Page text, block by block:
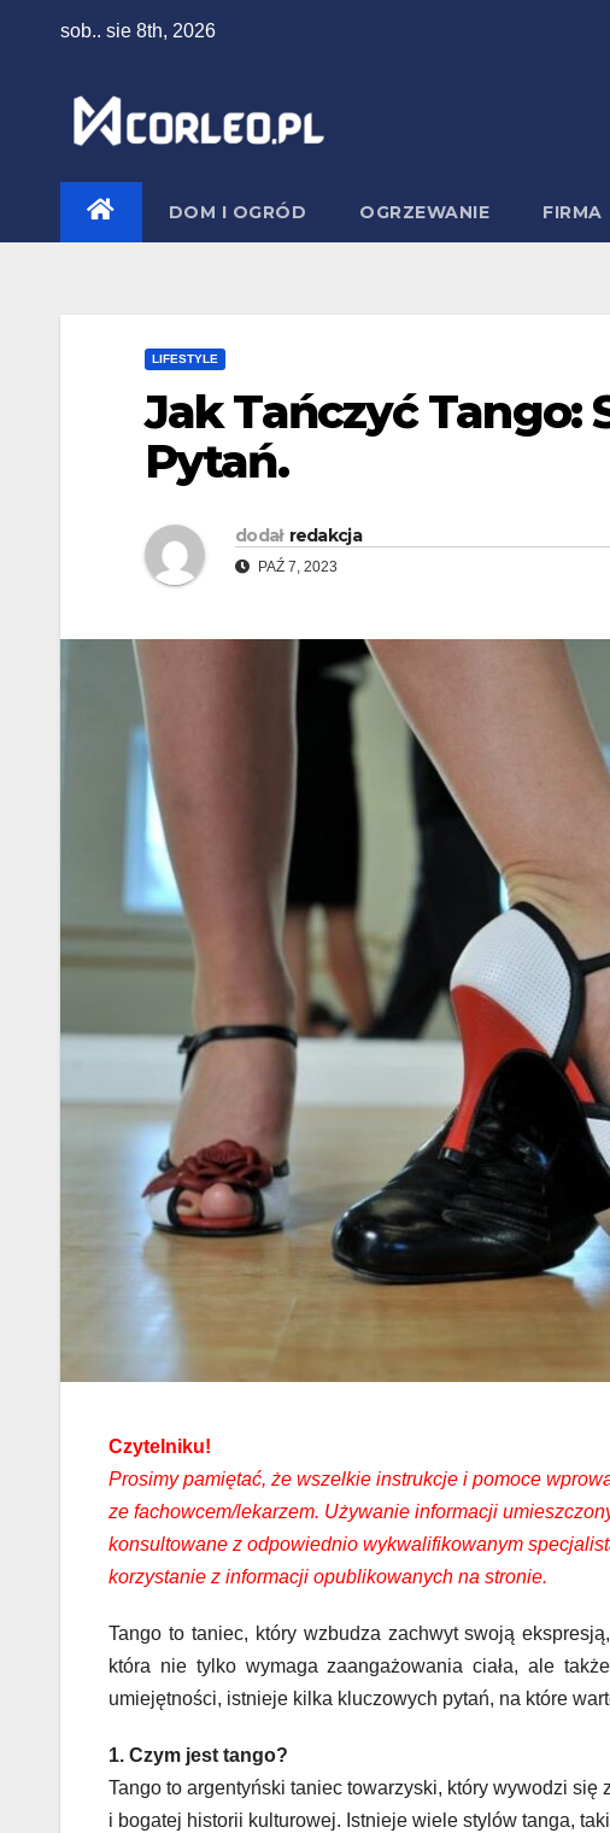
sob.. sie 8th, 2026
DOM I OGRÓD OGRZEWANIE FIRMA
LIFESTYLE
Jak Tańczyć Tango:
Pytań.
dodał redakcja
PAŹ 7, 2023
Czytelniku!
Prosimy pamiętać, że wszelkie instrukcje i pomoce
ze fachowcem/lekarzem. Używanie informacji
konsultowane z odpowiednio wykwalifikowanym
korzystanie z informacji opublikowanych na stronie.
Tango to taniec, który wzbudza zachwyt swoją
która nie tylko wymaga zaangażowania ciała, ale
umiejętności, istnieje kilka kluczowych pytań, na które
1. Czym jest tango?
Tango to argentyński taniec towarzyski, który wywodzi
i bogatej historii kulturowej. Istnieje wiele stylów tanga,